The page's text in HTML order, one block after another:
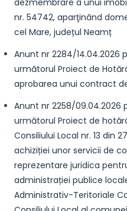
dezmembrare a unui
nr. 54742, aparţinând
cel Mare, județul Neamț
Anunt nr 2284/14.04.2026
următorul Proiect de
aprobarea unui contract
Anunt nr 2258/09.04.2026
următorul Proiect de
Consiliului Local nr. 13 din
achiziției unor servicii de
reprezentare juridica
administrației publice
Administrativ-Teritoriale